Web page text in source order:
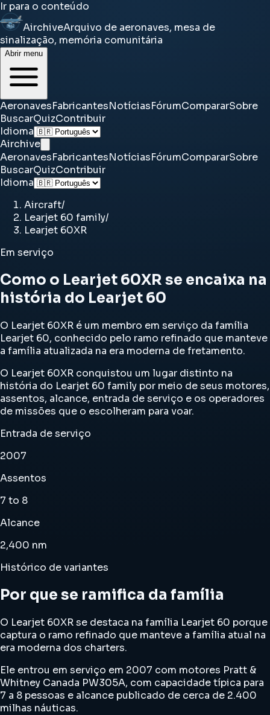
Ir para o conteúdo
AirchiveArquivo de aeronaves, mesa de
sinalização, memória comunitária
Abrir menu
AeronavesFabricantesNotíciasFórumCompararSobre
BuscarQuizContribuir
Idioma
Airchive
AeronavesFabricantesNotíciasFórumCompararSobre
BuscarQuizContribuir
Idioma
Aircraft/
Learjet 60 family/
Learjet 60XR
Em serviço
Como o Learjet 60XR se encaixa na
história do Learjet 60
O Learjet 60XR é um membro em serviço da família
Learjet 60, conhecido pelo ramo refinado que manteve
a família atualizada na era moderna de fretamento.
O Learjet 60XR conquistou um lugar distinto na
história do Learjet 60 family por meio de seus motores,
assentos, alcance, entrada de serviço e os operadores
de missões que o escolheram para voar.
Entrada de serviço
2007
Assentos
7 to 8
Alcance
2,400 nm
Histórico de variantes
Por que se ramifica da família
O Learjet 60XR se destaca na família Learjet 60 porque
captura o ramo refinado que manteve a família atual na
era moderna dos charters.
Ele entrou em serviço em 2007 com motores Pratt &
Whitney Canada PW305A, com capacidade típica para
7 a 8 pessoas e alcance publicado de cerca de 2.400
milhas náuticas.